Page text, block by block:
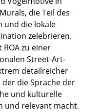
die Teil des
und die lokale
zelebrieren.
zu einer
Street-Art-
detailreicher
die Sprache der
und kulturelle
und relevant macht.